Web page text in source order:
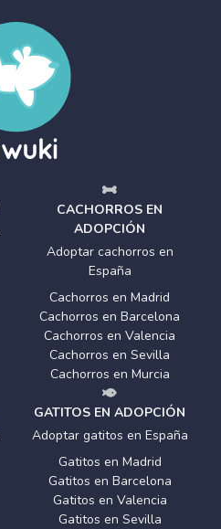
CACHORROS EN
ADOPCIÓN
Adoptar cachorros en
España
Cachorros en Madrid
Cachorros en Barcelona
Cachorros en Valencia
Cachorros en Sevilla
Cachorros en Murcia
GATITOS EN ADOPCIÓN
Adoptar gatitos en España
Gatitos en Madrid
Gatitos en Barcelona
Gatitos en Valencia
Gatitos en Sevilla